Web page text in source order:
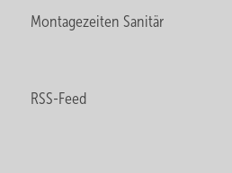
Montagezeiten Sanitär
RSS-Feed